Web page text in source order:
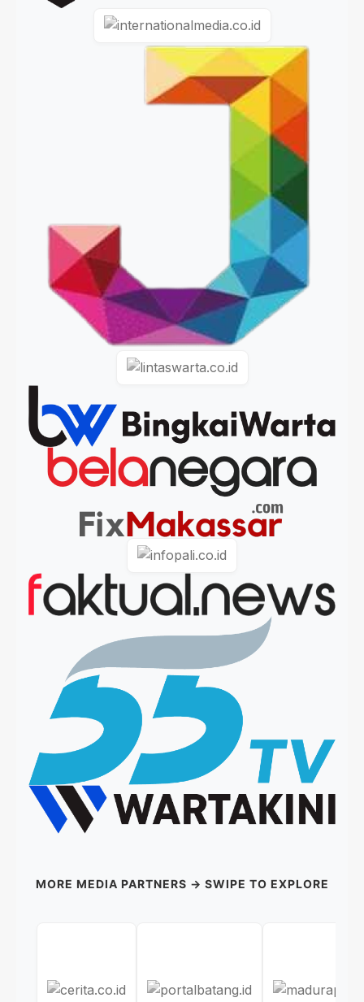
MORE MEDIA PARTNERS → SWIPE TO EXPLORE